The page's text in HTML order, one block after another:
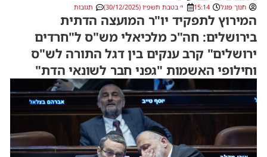
חנוך פוגל 15:14 י׳ בטבת תשפ״ו (30/12/2025) תגובות
המירוץ לתפקיד יו"ר המועצה הדתית
בירושלים: חה"כ מלכיאלי מש"ס ל"חרדים
ירושלים" קרב ענקים בין דגל התורה לש"ס
וחילופי האשמות "גפני חבר לשונאי הדת"